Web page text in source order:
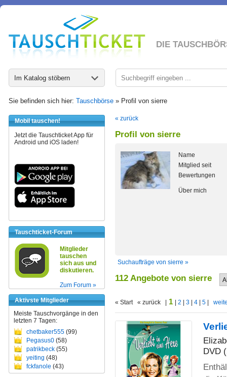
DIE
Im Katalog stöbern
Sie befinden sich hier: Tauschbörse » Profil von sierre
Mobil tauschen!
Jetzt die Tauschticket App für
Android und iOS laden!
Tauschticket-Forum
Mitglieder
tauschen
sich aus und
diskutieren.
Zum Forum »
Aktivste Mitglieder
Meiste Tauschvorgänge in den
letzten 7 Tagen:
chetbaker555 (99)
Pegasus0 (58)
patrikbeck (55)
yeiting (48)
fckfanole (43)
« zurück
Profil von sierre
Name
Mitglied seit
Bewertungen
Über mich
Suchaufträge von sierre »
112 Angebote von sierre
« Start « zurück | 1 2 3 4 5
DVD